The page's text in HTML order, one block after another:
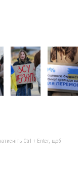
Ctrl + Enter, щоб